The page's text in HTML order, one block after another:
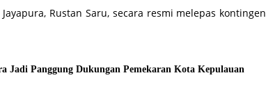
Rustan Saru, secara resmi melepas kontingen
Jadi Panggung Dukungan Pemekaran Kota Kepulauan